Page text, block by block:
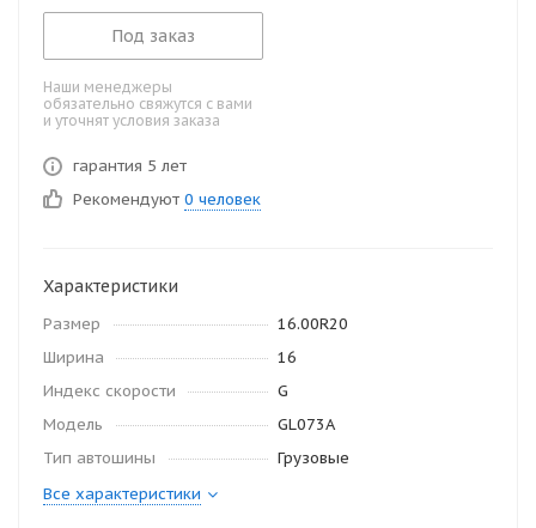
Под заказ
Наши менеджеры
обязательно свяжутся с вами
и уточнят условия заказа
гарантия 5 лет
Рекомендуют 0 человек
Характеристики
Размер
16.00R20
Ширина
16
Индекс скорости
G
Модель
GL073A
Тип автошины
Грузовые
Все характеристики